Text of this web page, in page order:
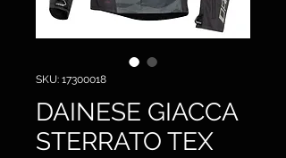
SKU: 17300018
DAINESE GIACCA
STERRATO TEX